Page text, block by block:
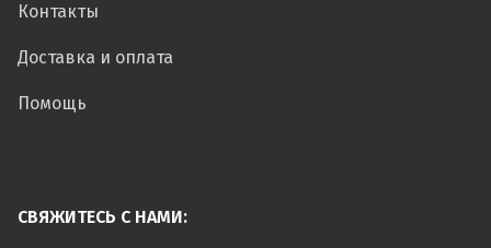
Контакты
Доставка и оплата
Помощь
СВЯЖИТЕСЬ С НАМИ: